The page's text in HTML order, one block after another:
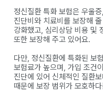
정신질환 특화 보험은 우울
진단비와 치료비를 보장해
강화했고, 심리상담 비용 및
또한 보장해 주고 있어요.
다만, 정신질환에 특화된 보
보험료가 높으며, 가입 조건
진단에 있어 신체적인 질환
때문에 보장 범위가 모호하